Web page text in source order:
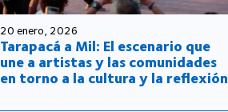
20 enero, 2026
Tarapacá a Mil: El escenario que
une a artistas y las comunidades
en torno a la cultura y la reflexión